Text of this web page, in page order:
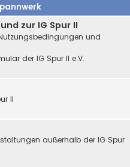
zur IG Spur II
und
der IG Spur II e.V.
II
außerhalb der IG Spur